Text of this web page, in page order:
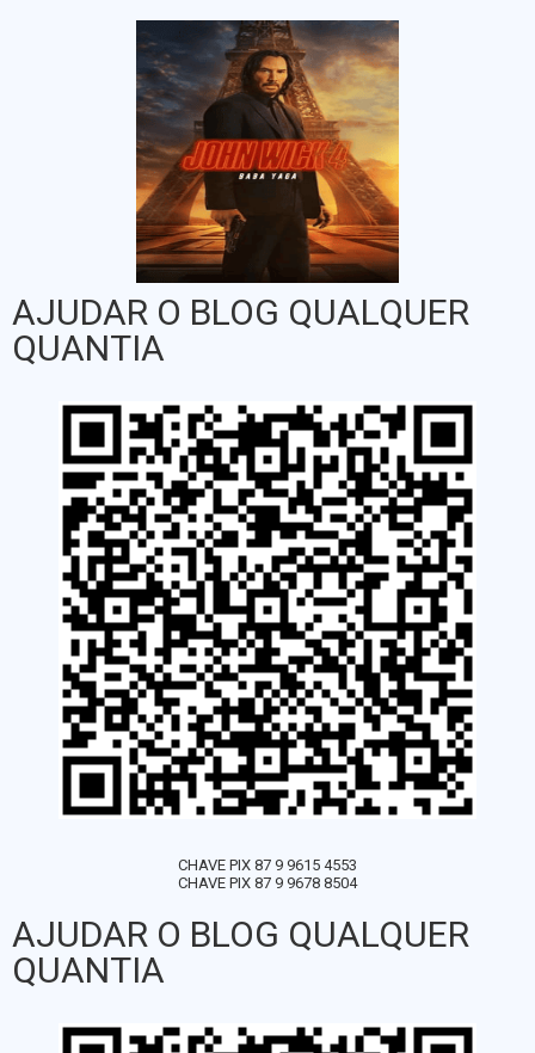
AJUDAR O BLOG QUALQUER
QUANTIA
CHAVE PIX 87 9 9615 4553
CHAVE PIX 87 9 9678 8504
AJUDAR O BLOG QUALQUER
QUANTIA